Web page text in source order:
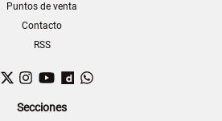
Puntos de venta
Contacto
RSS
Facebook
TwitterInstagram
YouTubeDailymotion
Secciones